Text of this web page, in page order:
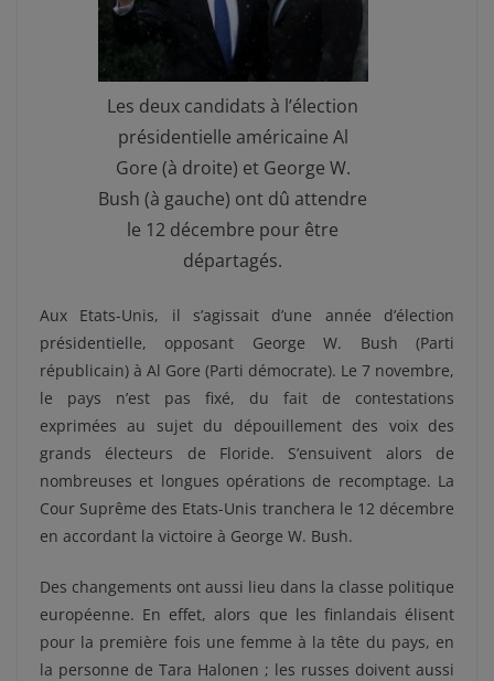
Les deux candidats à l’élection
présidentielle américaine Al
Gore (à droite) et George W.
Bush (à gauche) ont dû attendre
le 12 décembre pour être
départagés.
Aux Etats-Unis, il s’agissait d’une année d’élection
présidentielle, opposant George W. Bush (Parti
républicain) à Al Gore (Parti démocrate). Le 7 novembre,
le pays n’est pas fixé, du fait de contestations
exprimées au sujet du dépouillement des voix des
grands électeurs de Floride. S’ensuivent alors de
nombreuses et longues opérations de recomptage. La
Cour Suprême des Etats-Unis tranchera le 12 décembre
en accordant la victoire à George W. Bush.
Des changements ont aussi lieu dans la classe politique
européenne. En effet, alors que les finlandais élisent
pour la première fois une femme à la tête du pays, en
la personne de Tara Halonen ; les russes doivent aussi